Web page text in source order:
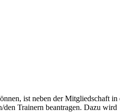
ist neben der Mitgliedschaft
den Trainern beantragen. Dazu wird